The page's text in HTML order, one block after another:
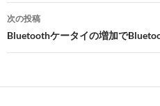
ナ
ビ
ゲ
ー
次の投稿
Bluetoothケータイの増加で